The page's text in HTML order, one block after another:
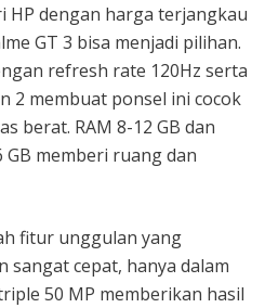
HP dengan harga terjangkau
GT 3 bisa menjadi pilihan.
refresh rate 120Hz serta
2 membuat ponsel ini cocok
berat. RAM 8-12 GB dan
memberi ruang dan
fitur unggulan yang
sangat cepat, hanya dalam
50 MP memberikan hasil